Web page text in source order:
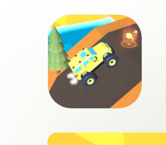
Скриншоты